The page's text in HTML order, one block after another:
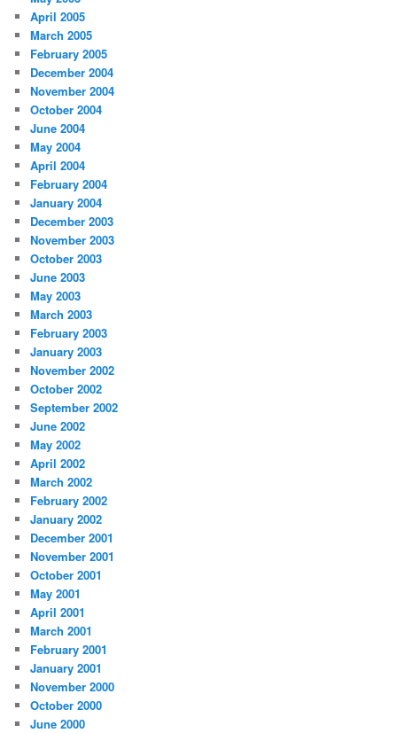
April 2005
March 2005
February 2005
December 2004
November 2004
October 2004
June 2004
May 2004
April 2004
February 2004
January 2004
December 2003
November 2003
October 2003
June 2003
May 2003
March 2003
February 2003
January 2003
November 2002
October 2002
September 2002
June 2002
May 2002
April 2002
March 2002
February 2002
January 2002
December 2001
November 2001
October 2001
May 2001
April 2001
March 2001
February 2001
January 2001
November 2000
October 2000
June 2000